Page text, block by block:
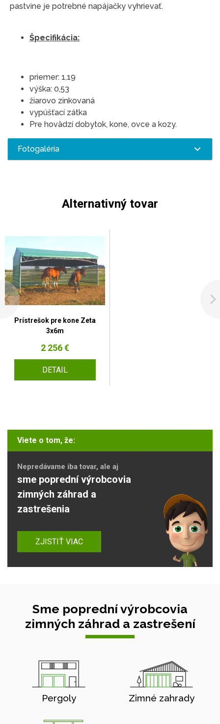
pastvine je potrebné napájačky vyhrievať.
Špecifikácia:
priemer: 1,19
výška: 0,53
žiarovo zinkovaná
vypúšťací zátka
Pre hovädzí dobytok, kone, ovce a kozy.
Fotogaléria
Alternativný tovar
Prístrešok pre kone Zeta
3x6m
2 256 €
DETAIL
Viete o tom, že:
Nepredávame iba tovar, ale aj
sme poprední výrobcovia
zimných záhrad a
zastrešenia
ZJISTIŤ VIAC
Sme poprední výrobcovia
zimných záhrad a zastrešení
Pergoly Zimné zahrady